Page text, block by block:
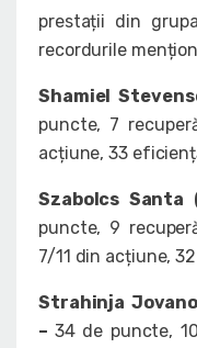
prestații din
recordurile
Shamiel
puncte, 7
acțiune, 33
Szabolcs Santa
puncte, 9
7/11 din acțiune,
Strahinja
– 34 de puncte,